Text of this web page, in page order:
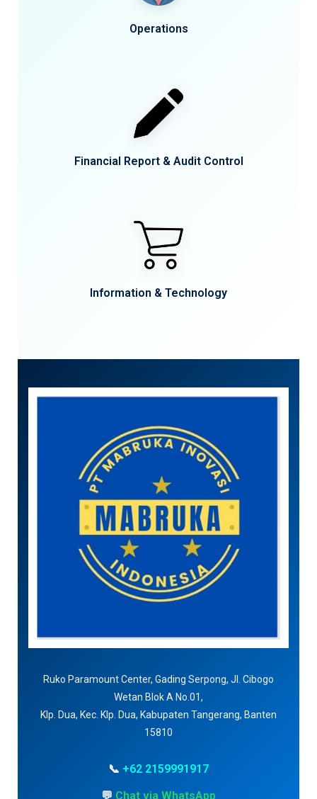
Operations
Financial Report & Audit Control
Information & Technology
Ruko Paramount Center, Gading Serpong, Jl. Cibogo
Wetan Blok A No.01,
Klp. Dua, Kec. Klp. Dua, Kabupaten Tangerang, Banten
15810
📞 +62 2159991917
💬 Chat via WhatsApp